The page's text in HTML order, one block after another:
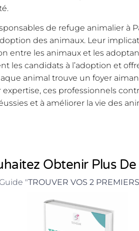
de refuge animalier à
des animaux. Leur
entre les animaux et les
les candidats à l’adoption et
animal trouve un foyer
ces professionnels
et à améliorer la vie des
Obtenir Plus De
"TROUVER VOS 2